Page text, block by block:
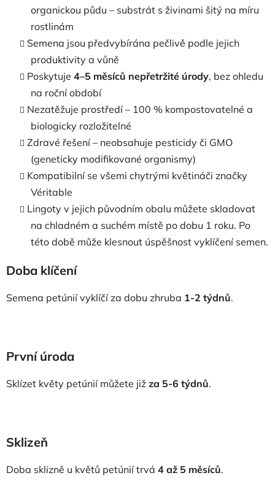
organickou půdu – substrát s živinami šitý na míru
rostlinám
Semena jsou předvybírána pečlivě podle jejich
produktivity a vůně
Poskytuje 4–5 měsíců nepřetržité úrody, bez ohledu
na roční období
Nezatěžuje prostředí – 100 % kompostovatelné a
biologicky rozložitelné
Zdravé řešení – neobsahuje pesticidy či GMO
(geneticky modifikované organismy)
Kompatibilní se všemi chytrými květináči značky
Véritable
Lingoty v jejich původním obalu můžete skladovat
na chladném a suchém místě po dobu 1 roku. Po
této době může klesnout úspěšnost vyklíčení semen.
Doba klíčení
Semena petúnií vyklíčí za dobu zhruba 1-2 týdnů.
První úroda
Sklízet květy petúnií můžete již za 5-6 týdnů.
Sklizeň
Doba sklizně u květů petúnií trvá 4 až 5 měsíců.